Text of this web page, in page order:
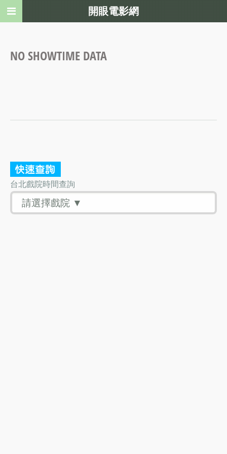
NO SHOWTIME DATA
台北戲院時間查詢
開眼電影網